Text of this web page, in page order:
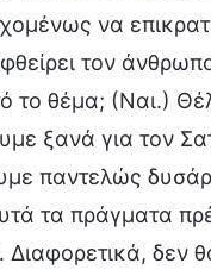
να
τον
το θέμα; (Ναι.)
ξανά για τον
παντελώς
τα πράγματα
δεν